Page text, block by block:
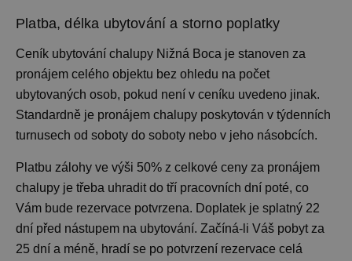
Platba, délka ubytování a storno poplatky
Ceník ubytování chalupy Nižná Boca je stanoven za
pronájem celého objektu bez ohledu na počet
ubytovaných osob, pokud není v ceníku uvedeno jinak.
Standardně je pronájem chalupy poskytován v týdenních
turnusech od soboty do soboty nebo v jeho násobcích.
Platbu zálohy ve výši 50% z celkové ceny za pronájem
chalupy je třeba uhradit do tří pracovních dní poté, co
Vám bude rezervace potvrzena. Doplatek je splatný 22
dní před nástupem na ubytování. Začíná-li Váš pobyt za
25 dní a méně, hradí se po potvrzení rezervace celá